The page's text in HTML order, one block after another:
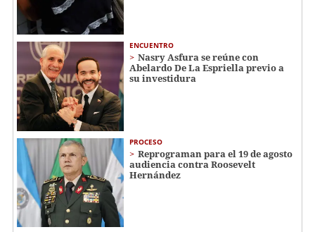
ENCUENTRO
Nasry Asfura se reúne con
Abelardo De La Espriella previo a
su investidura
PROCESO
Reprograman para el 19 de agosto
audiencia contra Roosevelt
Hernández